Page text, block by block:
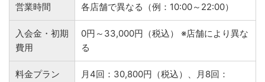
営業時間 各店舗で異なる（例：10:00～22:00）
入会金・初期
費用
0円～33,000円（税込） ※店舗により異な
る
料金プラン 月4回：30,800円（税込）、月8回：